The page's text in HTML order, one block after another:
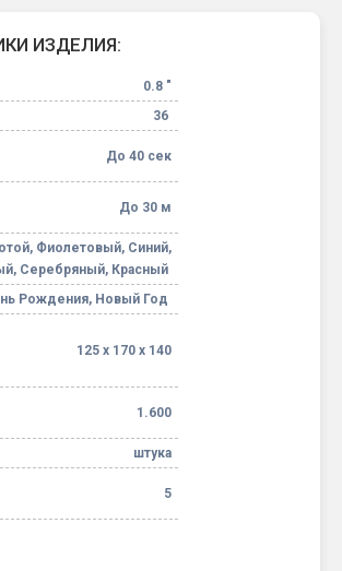
серпантин
фонарики
для
гирлянды
шоу
ИЗДЕЛИЯ:
0.8 "
36
До 40 сек
До 30 м
Фиолетовый, Синий,
Серебряный, Красный
Рождения, Новый Год
125 х 170 х 140
1.600
штука
5